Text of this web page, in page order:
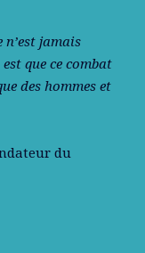
jamais
que ce combat
des hommes et
du